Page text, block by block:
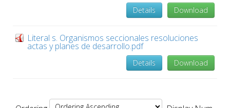
Download
Details
Literal s. Organismos seccionales resoluciones
actas y planes de desarrollo.pdf
Download
Details